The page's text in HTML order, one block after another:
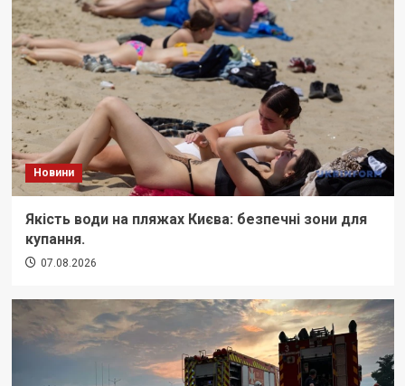
Новини
Якість води на пляжах Києва: безпечні зони для
купання.
07.08.2026